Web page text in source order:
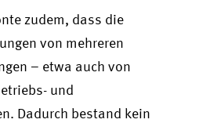
zudem, dass die
von mehreren
– etwa auch von
und
Dadurch bestand kein